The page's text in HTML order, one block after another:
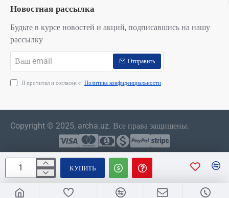
КУПИТЬ
Новостная рассылка
Будьте в курсе новостей и акций, подписавшись на нашу
рассылку
email
Отправить
Я прочитал и согласен с Политика конфиденциальности
Copyright © 2025, archa.uz. Все права защищены.